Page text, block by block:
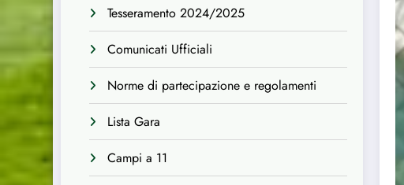
Tesseramento 2024/2025
Comunicati Ufficiali
Norme di partecipazione e regolamenti
Lista Gara
Campi a 11